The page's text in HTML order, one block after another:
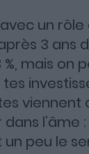
un
3 ans
mais on
viennent
l’âme
peu le